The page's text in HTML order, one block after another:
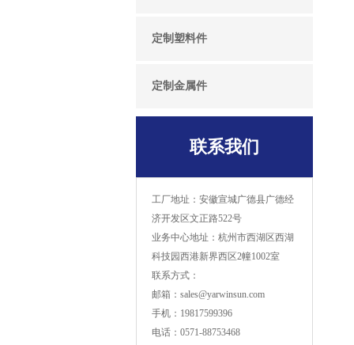
定制塑料件
定制金属件
联系我们
工厂地址：安徽宣城广德县广德经
济开发区文正路522号
业务中心地址：杭州市西湖区西湖
科技园西港新界西区2幢1002室
联系方式：
邮箱：sales@yarwinsun.com
手机：19817599396
电话：0571-88753468